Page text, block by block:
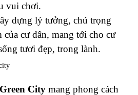
vui chơi.
dựng lý tưởng, chú trọng
cư dân, mang tới cho cư
tươi đẹp, trong lành.
City mang phong cách